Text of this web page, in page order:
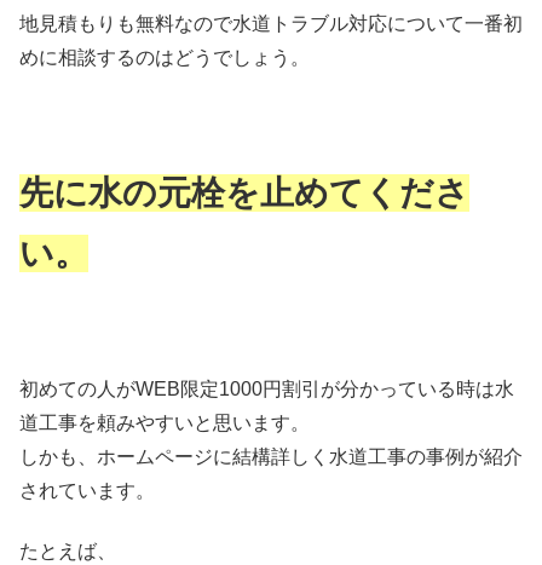
地見積もりも無料なので水道トラブル対応について一番初
めに相談するのはどうでしょう。
先に水の元栓を止めてくださ
い。
初めての人がWEB限定1000円割引が分かっている時は水
道工事を頼みやすいと思います。
しかも、ホームページに結構詳しく水道工事の事例が紹介
されています。
たとえば、